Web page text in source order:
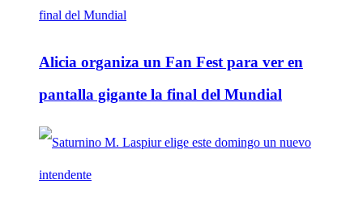
Alicia organiza un Fan Fest para ver en
pantalla gigante la final del Mundial